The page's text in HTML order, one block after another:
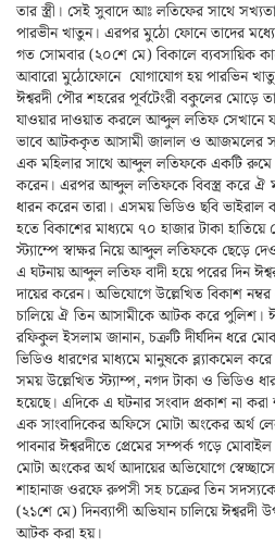
তার স্ত্রী। সেই সুবাদে আঃ লতিফের সাথে
পারভীন খাতুন। এরপর মুঠো ফোনে তাদের
গত সোমবার (২০শে মে) বিকালে ব্যবসায়িক
আবারো মুঠোফোনে যোগাযোগ হয় পারভিন
ঈশ্বরদী পৌর শহরের পূর্বটেংরী বকুলের মোড়ে
যাওয়ার দাওয়াত করলে আব্দুল লতিফ সেখানে
ভাবে আটককৃত আসামী জালাল ও আজমলের
এক মহিলার সাথে আব্দুল লতিফকে একটি
করেন। এরপর আব্দুল লতিফকে বিবস্ত্র করে ঐ
ধারন করেন তারা। এসময় ভিডিও ছবি
হতে বিকাশের মাধ্যমে ৭০ হাজার টাকা হাতিয়ে
স্ট্যাম্পে স্বাক্ষর নিয়ে আব্দুল লতিফকে ছেড়ে
এ ঘটনায় আব্দুল লতিফ বাদী হয়ে পরের দিন
দায়ের করেন। অভিযোগে উল্লেখিত বিকাশ নম্বর
চালিয়ে ঐ তিন আসামীকে আটক করে পুলিশ।
রফিকুল ইসলাম জানান, চক্রটি দীর্ঘদিন ধরে
ভিডিও ধারণের মাধ্যমে মানুষকে ব্ল্যাকমেল
সময় উল্লেখিত স্ট্যাম্প, নগদ টাকা ও ভিডিও
হয়েছে। এদিকে এ ঘটনার সংবাদ প্রকাশ না
এক সাংবাদিকের অফিসে মোটা অংকের অর্থ
পাবনার ঈশ্বরদীতে প্রেমের সম্পর্ক গড়ে
মোটা অংকের অর্থ আদায়ের অভিযোগে
শাহানাজ ওরফে রুপসী সহ চক্রের তিন
(২১শে মে) দিনব্যাপী অভিযান চালিয়ে ঈশ্বরদী
আটক করা হয়।